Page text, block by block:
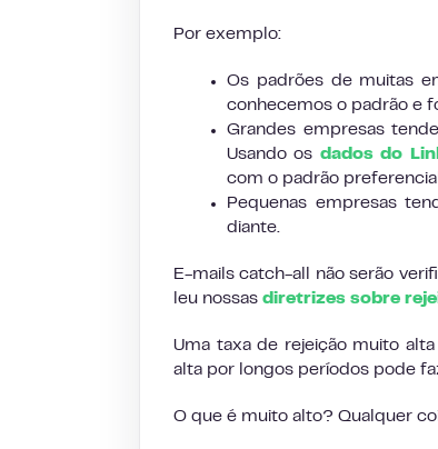
Por exemplo:
Os padrões de muitas
conhecemos o padrão e
Grandes empresas
Usando os dados do
com o padrão
Pequenas empresas
diante.
E-mails catch-all não serão
leu nossas diretrizes sobre
Uma taxa de rejeição muito
alta por longos períodos pode
O que é muito alto? Qualquer